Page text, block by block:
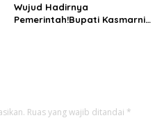
Wujud Hadirnya
Pemerintah!Bupati Kasmarni
Ruas yang wajib ditandai *